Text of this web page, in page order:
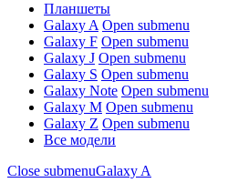
Планшеты
Galaxy A Open submenu
Galaxy F Open submenu
Galaxy J Open submenu
Galaxy S Open submenu
Galaxy Note Open submenu
Galaxy M Open submenu
Galaxy Z Open submenu
Все модели
Close submenuGalaxy A